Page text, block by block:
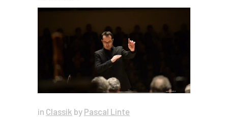
in Classik by Pascal Linte